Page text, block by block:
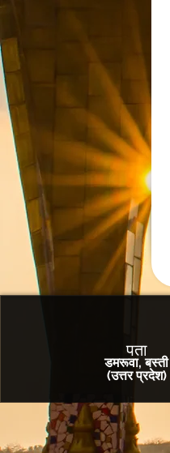
पता
डमरूवा, बस्ती
(उत्तर प्रदेश)